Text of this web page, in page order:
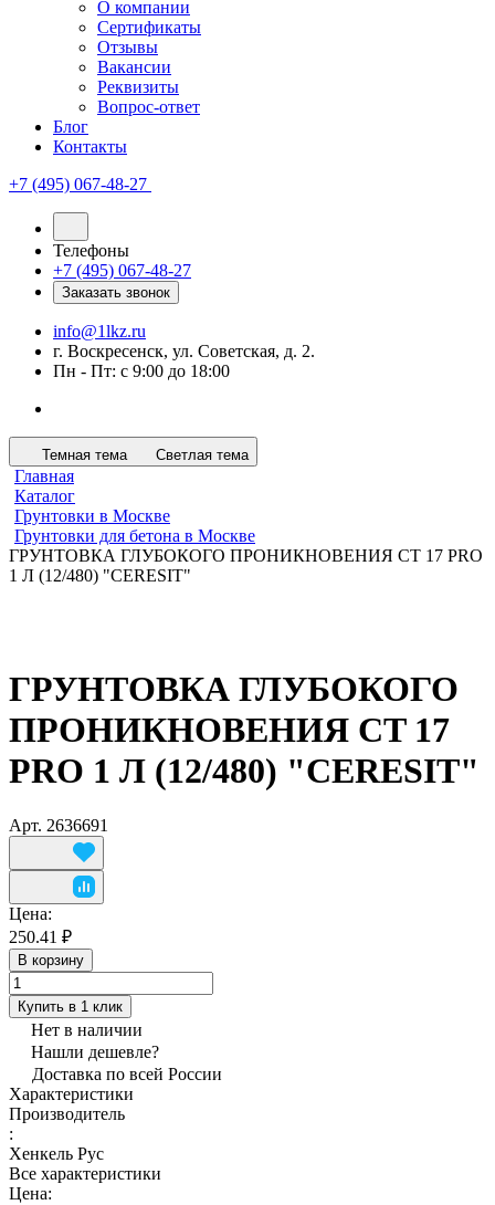
О компании
Сертификаты
Отзывы
Вакансии
Реквизиты
Вопрос-ответ
Блог
Контакты
+7 (495) 067-48-27
Телефоны
+7 (495) 067-48-27
Заказать звонок
info@1lkz.ru
г. Воскресенск, ул. Советская, д. 2.
Пн - Пт: с 9:00 до 18:00
Темная тема Светлая тема
Главная
Каталог
Грунтовки в Москве
Грунтовки для бетона в Москве
ГРУНТОВКА ГЛУБОКОГО ПРОНИКНОВЕНИЯ CT 17 PRO
1 Л (12/480) "CERESIT"
ГРУНТОВКА ГЛУБОКОГО
ПРОНИКНОВЕНИЯ CT 17
PRO 1 Л (12/480) "CERESIT"
Арт. 2636691
Цена:
250.41 ₽
В корзину
Купить в 1 клик
Нет в наличии
Нашли дешевле?
Доставка по всей России
Характеристики
Производитель
:
Хенкель Рус
Все характеристики
Цена: